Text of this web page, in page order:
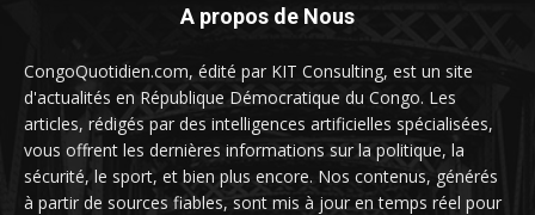
A propos de Nous
CongoQuotidien.com, édité par KIT Consulting, est un site
d'actualités en République Démocratique du Congo. Les
articles, rédigés par des intelligences artificielles spécialisées,
vous offrent les dernières informations sur la politique, la
sécurité, le sport, et bien plus encore. Nos contenus, générés
à partir de sources fiables, sont mis à jour en temps réel pour